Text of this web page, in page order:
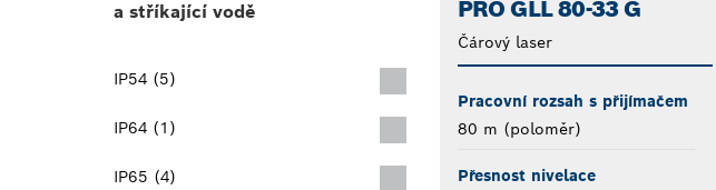
a stříkající vodě
IP54 (5)
IP64 (1)
IP65 (4)
PRO GLL 80-33 G
Čárový laser
Pracovní rozsah s přijímačem
80 m (poloměr)
Přesnost nivelace